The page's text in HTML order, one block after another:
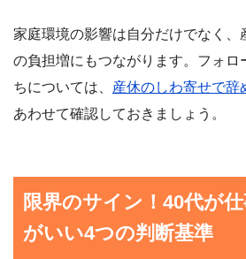
家庭環境の影響は自分だけでなく、
の負担増にもつながります。フォロ
ちについては、 産休のしわ寄せで辞
あわせて確認しておきましょう。
限界のサイン！40代が
がいい4つの判断基準